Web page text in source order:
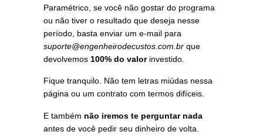
Paramétrico, se você não gostar do programa
ou não tiver o resultado que deseja nesse
período, basta enviar um e-mail para
suporte@engenheirodecustos.com.br que
devolvemos 100% do valorinvestido.
Fique tranquilo. Não tem letras miúdas nessa
página ou um contrato com termos difíceis.
E também não iremos te perguntar nada
antes de você pedir seu dinheiro de volta.